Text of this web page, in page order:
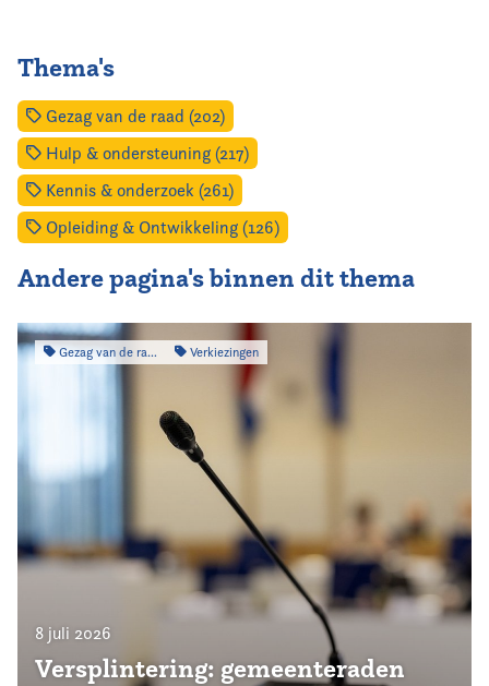
Thema's
Gezag van de raad (202)
Hulp & ondersteuning (217)
Kennis & onderzoek (261)
Opleiding & Ontwikkeling (126)
Andere pagina's binnen dit thema
Gezag van de raad Verkiezingen
8 juli 2026
Versplintering: gemeenteraden